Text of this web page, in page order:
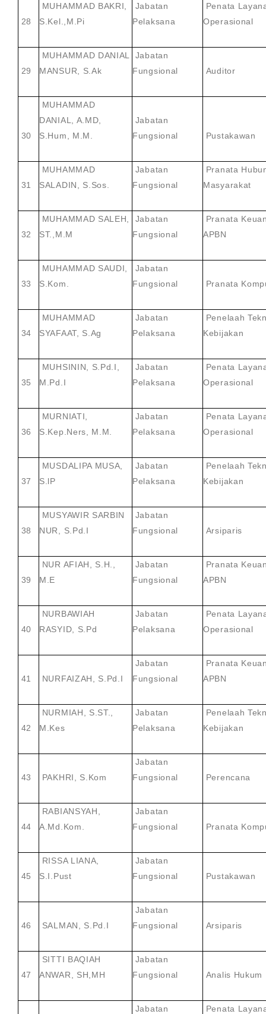
28
MUHAMMAD BAKRI,
S.Kel.,M.Pi
Jabatan
Pelaksana
Penata
Operasional
29
MUHAMMAD DANIAL
MANSUR, S.Ak
Jabatan
Fungsional
Auditor
30
MUHAMMAD
DANIAL, A.MD,
S.Hum, M.M.
Jabatan
Fungsional
Pustakawan
31
MUHAMMAD
SALADIN, S.Sos.
Jabatan
Fungsional
Pranata
Masyarakat
32
MUHAMMAD SALEH,
ST.,M.M
Jabatan
Fungsional
Pranata
APBN
33
MUHAMMAD SAUDI,
S.Kom.
Jabatan
Fungsional
Pranata
34
MUHAMMAD
SYAFAAT, S.Ag
Jabatan
Pelaksana
Penelaah
Kebijakan
35
MUHSININ, S.Pd.I,
M.Pd.I
Jabatan
Pelaksana
Penata
Operasional
36
MURNIATI,
S.Kep.Ners, M.M.
Jabatan
Pelaksana
Penata
Operasional
37
MUSDALIPA MUSA,
S.lP
Jabatan
Pelaksana
Penelaah
Kebijakan
38
MUSYAWIR SARBIN
NUR, S.Pd.I
Jabatan
Fungsional
Arsiparis
39
NUR AFIAH, S.H.,
M.E
Jabatan
Fungsional
Pranata
APBN
40
NURBAWIAH
RASYID, S.Pd
Jabatan
Pelaksana
Penata
Operasional
41 NURFAIZAH, S.Pd.I
Jabatan
Fungsional
Pranata
APBN
42
NURMIAH, S.ST.,
M.Kes
Jabatan
Pelaksana
Penelaah
Kebijakan
43 PAKHRI, S.Kom
Jabatan
Fungsional
Perencana
44
RABIANSYAH,
A.Md.Kom.
Jabatan
Fungsional
Pranata
45
RISSA LIANA,
S.I.Pust
Jabatan
Fungsional
Pustakawan
46 SALMAN, S.Pd.I
Jabatan
Fungsional
Arsiparis
47
SITTI BAQIAH
ANWAR, SH,MH
Jabatan
Fungsional
Analis Hukum
Jabatan
Penata